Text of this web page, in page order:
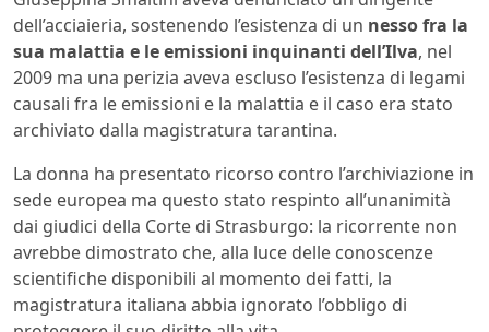
dell’acciaieria, sostenendo l’esistenza di un nesso fra la
sua malattia e le emissioni inquinanti dell’Ilva, nel
2009 ma una perizia aveva escluso l’esistenza di legami
causali fra le emissioni e la malattia e il caso era stato
archiviato dalla magistratura tarantina.
La donna ha presentato ricorso contro l’archiviazione in
sede europea ma questo stato respinto all’unanimità
dai giudici della Corte di Strasburgo: la ricorrente non
avrebbe dimostrato che, alla luce delle conoscenze
scientifiche disponibili al momento dei fatti, la
magistratura italiana abbia ignorato l’obbligo di